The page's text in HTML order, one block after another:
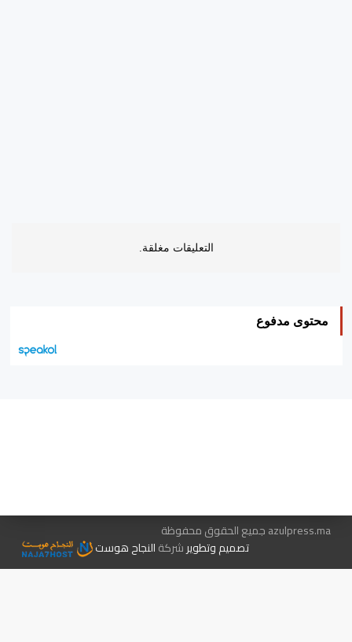
التعليقات مغلقة.
محتوى مدفوع
azulpress.ma جميع الحقوق محفوظة
تصميم وتطويرشركةالنجاح هوست